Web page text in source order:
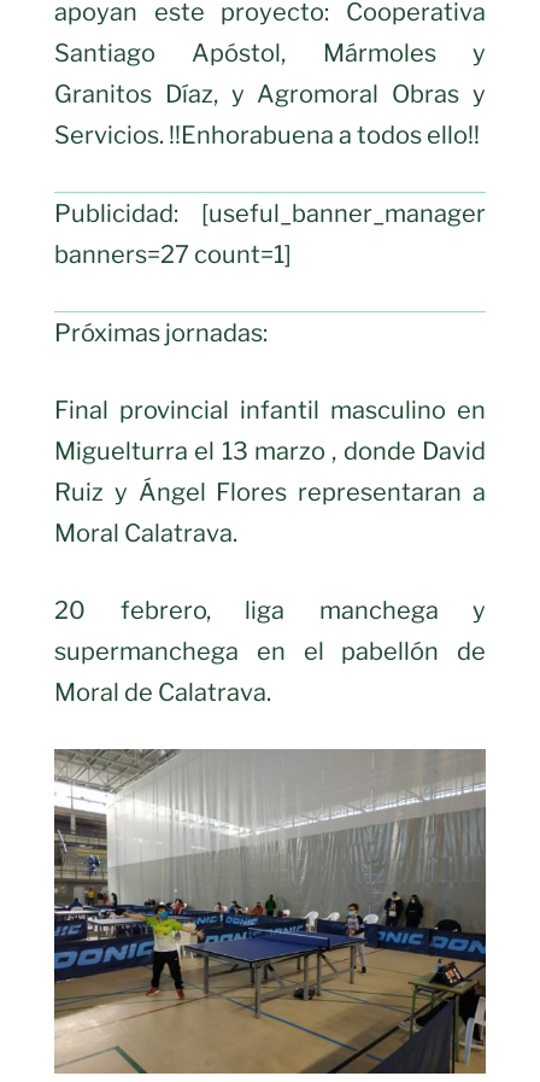
apoyan este proyecto: Cooperativa
Santiago Apóstol, Mármoles y
Granitos Díaz, y Agromoral Obras y
Servicios. !!Enhorabuena a todos ello!!
Publicidad: [useful_banner_manager
banners=27 count=1]
Próximas jornadas:
Final provincial infantil masculino en
Miguelturra el 13 marzo , donde David
Ruiz y Ángel Flores representaran a
Moral Calatrava.
20 febrero, liga manchega y
supermanchega en el pabellón de
Moral de Calatrava.